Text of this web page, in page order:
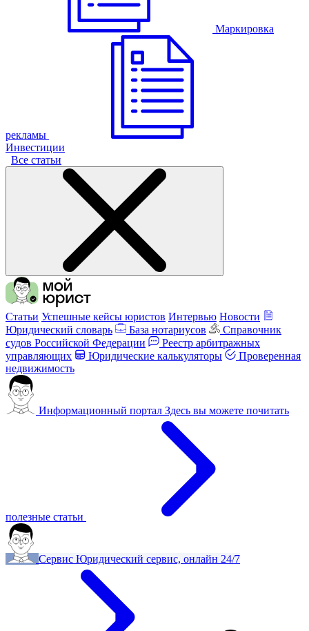
Маркировка
рекламы
Инвестиции
Все статьи
Статьи Успешные кейсы юристов Интервью Новости
Юридический словарь
База нотариусов
Справочник
судов Российской Федерации
Реестр арбитражных
управляющих
Юридические калькуляторы
Проверенная
недвижимость
Информационный портал Здесь вы можете почитать
полезные статьи
Сервис Юридический сервис, онлайн 24/7